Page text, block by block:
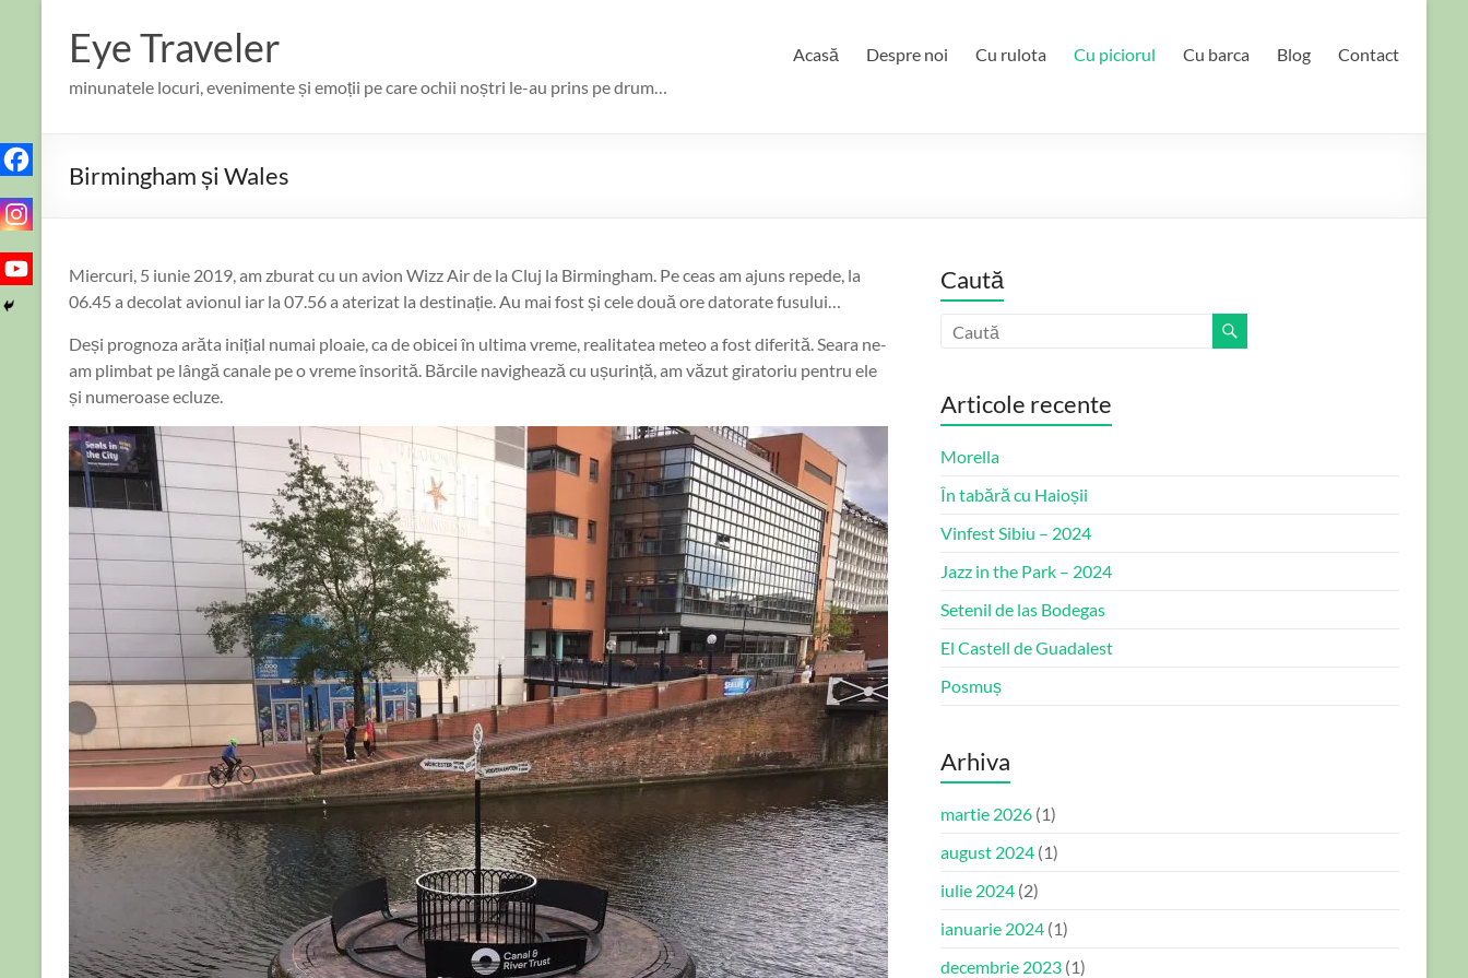
content
Eye Traveler
minunatele locuri, evenimente și emoții pe care ochii noștri le-au prins pe drum…
Acasă Despre noi Cu rulota Cu piciorul Cu barca Blog Contact
Birmingham și Wales
Miercuri, 5 iunie 2019, am zburat cu un avion Wizz Air de la Cluj la Birmingham. Pe ceas am ajuns repede, la
06.45 a decolat avionul iar la 07.56 a aterizat la destinație. Au mai fost și cele două ore datorate fusului…
Deși prognoza arăta inițial numai ploaie, ca de obicei în ultima vreme, realitatea meteo a fost diferită. Seara ne-
am plimbat pe lângă canale pe o vreme însorită. Bărcile navighează cu ușurință, am văzut giratoriu pentru ele
și numeroase ecluze.
Caută
Articole recente
Morella
În tabără cu Haioșii
Vinfest Sibiu – 2024
Jazz in the Park – 2024
Setenil de las Bodegas
El Castell de Guadalest
Posmuș
Arhiva
martie 2026 (1)
august 2024 (1)
iulie 2024 (2)
ianuarie 2024 (1)
decembrie 2023 (1)